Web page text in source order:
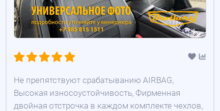
Не препятствуют срабатыванию AIRBAG,
Высокая износоустойчивость, Фирменная
двойная отстрочка в каждом комплекте чехлов,